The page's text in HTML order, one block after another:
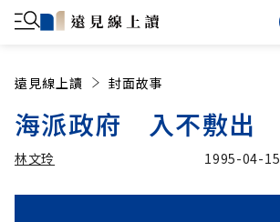
遠見線上讀 封面故事
海派政府 入不敷出
林文玲 1995-04-15